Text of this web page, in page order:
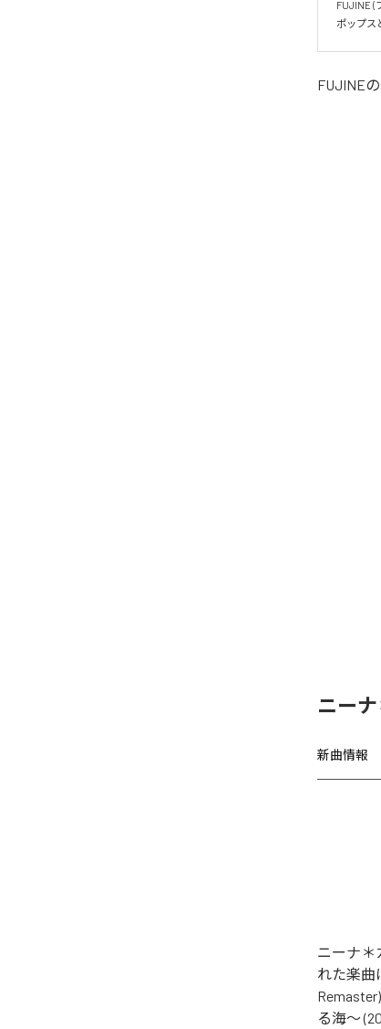
FUJINE (
FUJINE
ニー
新曲情報
ニーナ＊
れた楽曲
る海〜